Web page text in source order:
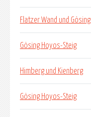
Flatzer Wand und Gösing
Gösing Hoyos-Steig
Himberg und Kienberg
Gösing Hoyos-Steig